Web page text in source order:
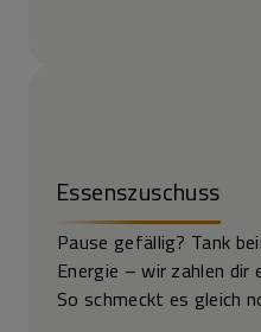
Essenszuschuss
Pause gefällig? Tank
Energie – wir zahlen dir
So schmeckt es gleich